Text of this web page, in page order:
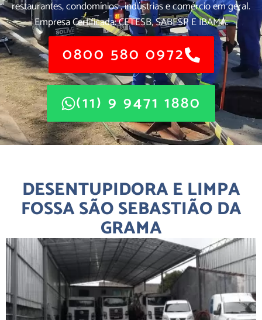
restaurantes, condomínios , indústrias e comércio em geral.
Empresa Certificada: CETESB, SABESP E IBAMA.
0800 580 0972
(11) 9 9471 1880
DESENTUPIDORA E LIMPA
FOSSA SÃO SEBASTIÃO DA
GRAMA